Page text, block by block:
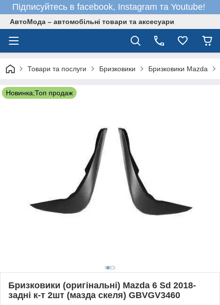
Підписуйтесь в facebook, Instagram та Youtube!
АвтоМода – автомобільні товари та аксесуари
Товари та послуги Бризковики Бризковики Mazda
Новинка;Топ продаж
Бризковики (оригінальні) Mazda 6 Sd 2018-
задні к-т 2шт (мазда скеля) GBVGV3460